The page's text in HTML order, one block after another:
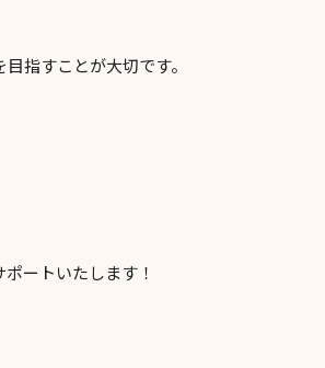
指すことが大切です。
ートいたします！